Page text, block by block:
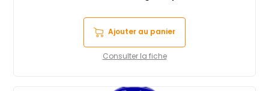
Ajouter au panier
Consulter la fiche